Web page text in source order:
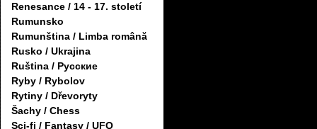
Renesance / 14 - 17. století
Rumunsko
Rumunština / Limba română
Rusko / Ukrajina
Ruština / Русские
Ryby / Rybolov
Rytiny / Dřevoryty
Šachy / Chess
Sci-fi / Fantasy / UFO